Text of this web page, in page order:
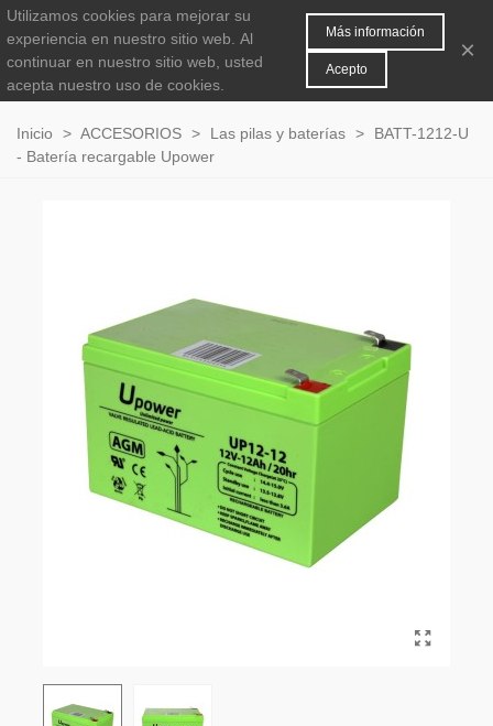
0
Inicio > ACCESORIOS > Las pilas y baterías >
BATT-1212-U
- Batería recargable Upower
Utilizamos cookies para mejorar su
experiencia en nuestro sitio web. Al
continuar en nuestro sitio web, usted
acepta nuestro uso de cookies.
Más información
Acepto
×